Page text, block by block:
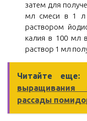
затем для
мл смеси в 1 л
раствором
калия в 100 мл
раствор 1 мл
Читайте еще:
выращивания
рассады